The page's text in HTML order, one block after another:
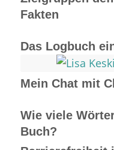
Fakten
Das Logbuch
Mein Chat mit
Wie viele
Buch?